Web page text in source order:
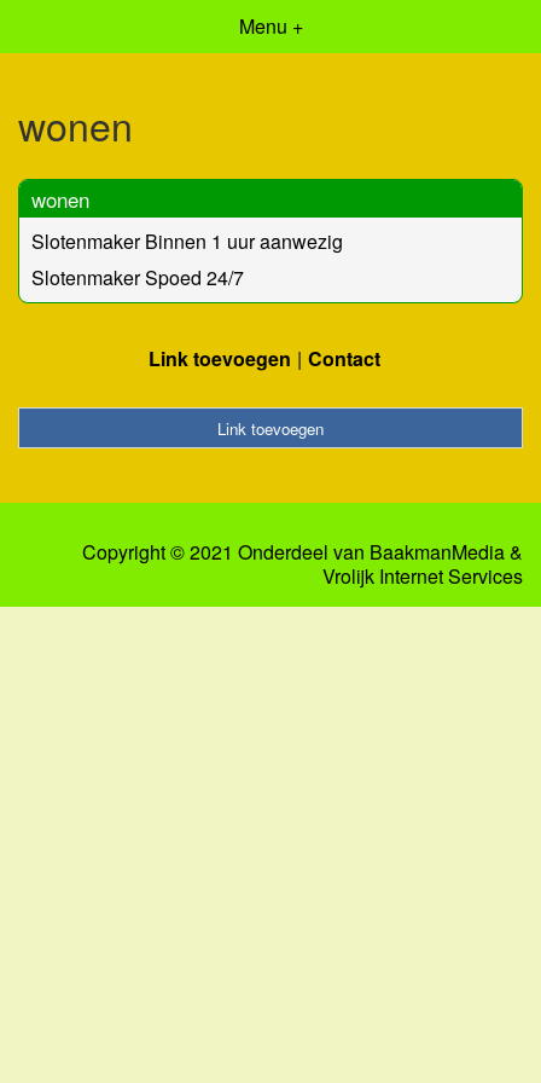
Menu +
wonen
wonen
Slotenmaker Binnen 1 uur aanwezig
Slotenmaker Spoed 24/7
Link toevoegen Contact
Link toevoegen
Copyright © 2021 Onderdeel van BaakmanMedia&
Vrolijk Internet Services